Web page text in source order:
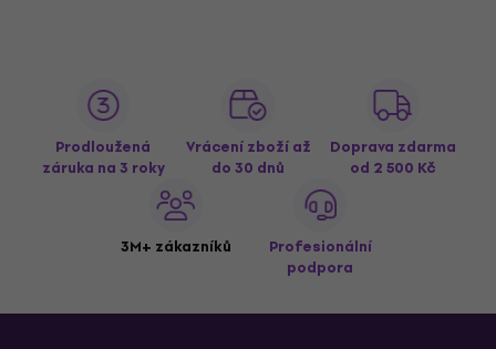
Prodloužená
záruka na 3 roky
Vrácení zboží až
do 30 dnů
Doprava zdarma
od 2 500 Kč
3M+ zákazníků
Profesionální
podpora